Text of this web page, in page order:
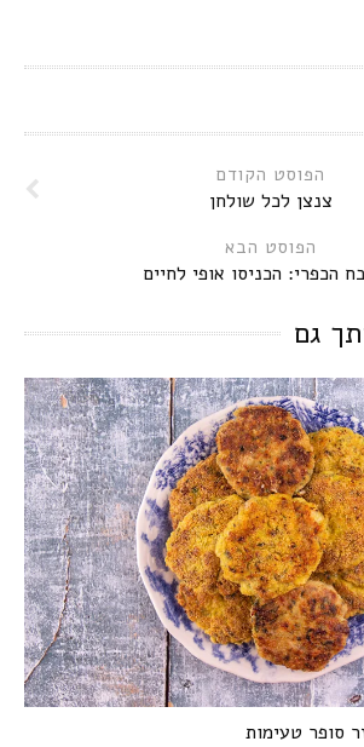
הפוסט הקודם
צנצן לכל שולחן
הפוסט הבא
הכפרי: הכניסו אופי לחיים
גם
סופר טעימות